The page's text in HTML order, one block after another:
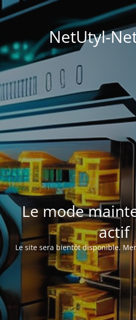
NetUtyl-
Le mode
actif
Le site sera bientôt disponible.